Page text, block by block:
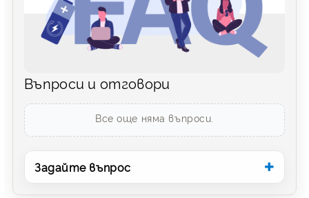
Въпроси и отговори
Все още няма въпроси.
Задайте въпрос